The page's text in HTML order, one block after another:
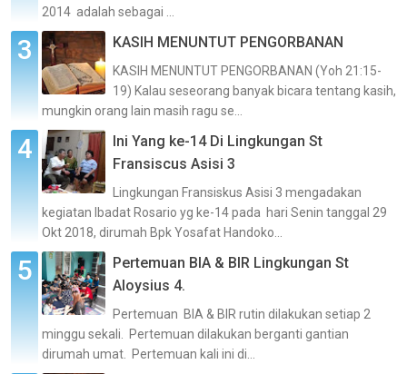
2014 adalah sebagai ...
KASIH MENUNTUT PENGORBANAN
KASIH MENUNTUT PENGORBANAN (Yoh 21:15-
19) Kalau seseorang banyak bicara tentang kasih,
mungkin orang lain masih ragu se...
Ini Yang ke-14 Di Lingkungan St
Fransiscus Asisi 3
Lingkungan Fransiskus Asisi 3 mengadakan
kegiatan Ibadat Rosario yg ke-14 pada hari Senin tanggal 29
Okt 2018, dirumah Bpk Yosafat Handoko...
Pertemuan BIA & BIR Lingkungan St
Aloysius 4.
Pertemuan BIA & BIR rutin dilakukan setiap 2
minggu sekali. Pertemuan dilakukan berganti gantian
dirumah umat. Pertemuan kali ini di...